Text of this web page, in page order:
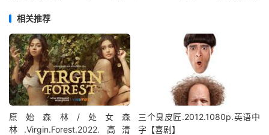
相关推荐
原始森林/处女森
林.Virgin.Forest.2022.高清
三个臭皮匠.2012.1080p.英语中
字【喜剧】